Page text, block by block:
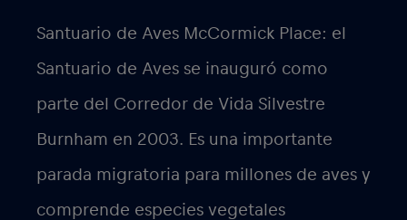
Santuario de Aves McCormick Place: el
Santuario de Aves se inauguró como
parte del Corredor de Vida Silvestre
Burnham en 2003. Es una importante
parada migratoria para millones de aves y
comprende especies vegetales